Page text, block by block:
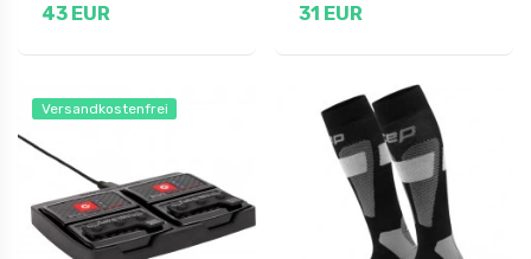
43 EUR 31 EUR
Versandkostenfrei